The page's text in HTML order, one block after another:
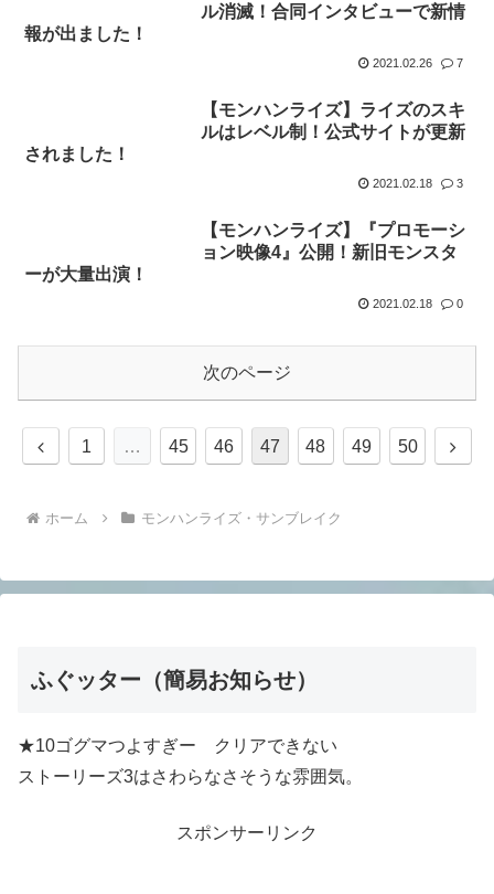
ル消滅！合同インタビューで新情
報が出ました！
2021.02.26 7
【モンハンライズ】ライズのスキ
ルはレベル制！公式サイトが更新
されました！
2021.02.18 3
【モンハンライズ】『プロモーシ
ョン映像4』公開！新旧モンスタ
ーが大量出演！
2021.02.18 0
次のページ
前
1 … 45 46 47 48 49 50
次
ホーム モンハンライズ・サンブレイク
ふぐッター（簡易お知らせ）
★10ゴグマつよすぎー クリアできない
ストーリーズ3はさわらなさそうな雰囲気。
スポンサーリンク